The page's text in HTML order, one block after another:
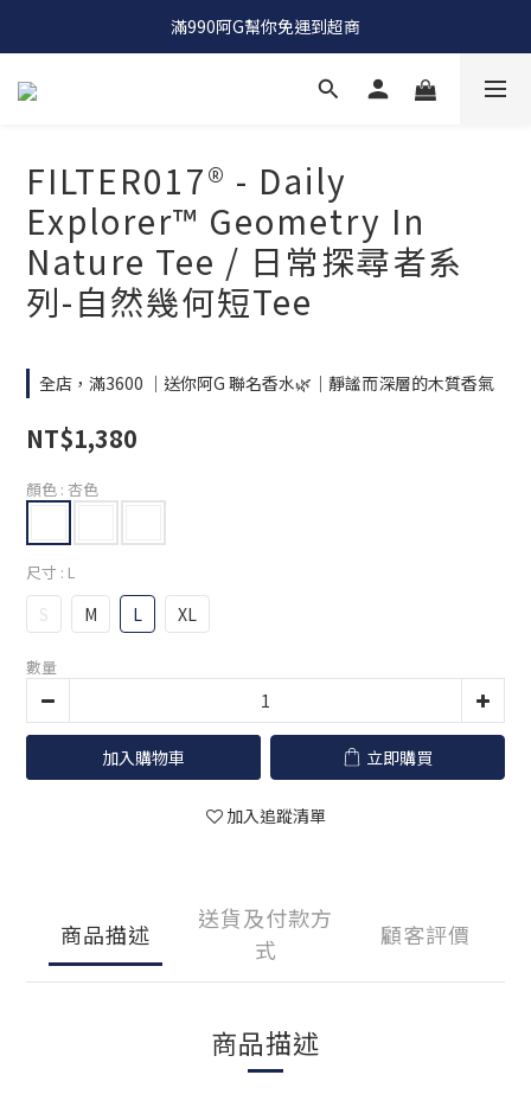
OCTO GAMBOL |  工裝品牌 |  竟然單件八折 兩件七折
滿990阿G幫你免運到超商
OCTO GAMBOL |  工裝品牌 |  竟然單件八折 兩件七折
FILTER017® - Daily
Explorer™ Geometry In
Nature Tee / 日常探尋者系
列-自然幾何短Tee
全店，滿3600 ｜送你阿G 聯名香水🌿｜靜謐而深層的木質香氣
NT$1,380
顏色 : 杏色
尺寸 : L
S M L XL
數量
加入購物車 立即購買
加入追蹤清單
商品描述
送貨及付款方
式
顧客評價
商品描述